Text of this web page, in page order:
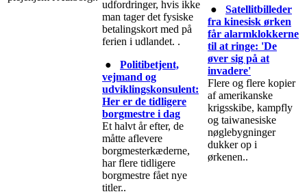
udfordringer, hvis ikke
man tager det fysiske
betalingskort med på
ferien i udlandet. .
● Politibetjent,
vejmand og
udviklingskonsulent:
Her er de tidligere
borgmestre i dag
Et halvt år efter, de
måtte aflevere
borgmesterkæderne,
har flere tidligere
borgmestre fået nye
titler..
● Satellitbilleder
fra kinesisk ørken
får alarmklokkerne
til at ringe: 'De
øver sig på at
invadere'
Flere og flere kopier
af amerikanske
krigsskibe, kampfly
og taiwanesiske
nøglebygninger
dukker op i
ørkenen..